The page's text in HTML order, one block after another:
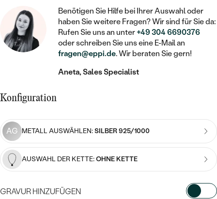
IM SET
NACH PREIS
EINFASSEN
FARBIGE DIAMANTEN ZUM EINFASSEN
MIT LAB GROWN DIAMANT
MIT MOISSANIT
MIT FARBIGEN DIAMANTEN
BROSCHEN
SCHMUCKZUBEHÖR
NACH MATERIAL
GOLD
SILBER
PLATIN
NACH STEIN
DIAMANTSCHMUCK
PIERCINGS
NACH STEIN
NACH PREIS
PREISWERTE
LUXURIÖSE
KETTEN
HERZKETTEN
MIT TIEREN
NACH EDELSTEIN
MIT DIAMANT
MIT EDELSTEIN
PERLENKETTEN
NACH PREIS
SIEGELRINGE
PERSONALISIERT
NACH EDELSTEIN
MIT EDELSTEIN
PERLENRINGE
NACH PREIS
Benötigen Sie Hilfe bei Ihrer Auswahl oder
haben Sie weitere Fragen? Wir sind für Sie da:
Rufen Sie uns an unter+49 304 6690376
oder schreiben Sie uns eine E-Mail an
fragen@eppi.de. Wir beraten Sie gern!
Aneta, Sales Specialist
Konfiguration
AG METALL AUSWÄHLEN:SILBER 925/1000
AUSWAHL DER KETTE:OHNE KETTE
GRAVUR HINZUFÜGEN